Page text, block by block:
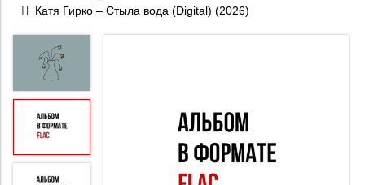
Катя Гирко – Стыла вода (Digital) (2026)